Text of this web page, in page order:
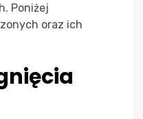
Poniżej
oraz ich